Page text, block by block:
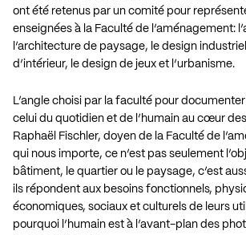
ont été retenus par un comité pour
enseignées à la Faculté de l’aménagement:
l’architecture de paysage, le design
d’intérieur, le design de jeux et l’urbanisme.
L’angle choisi par la faculté pour
celui du quotidien et de l’humain au cœur
Raphaël Fischler, doyen de la Faculté de
qui nous importe, ce n’est pas seulement
bâtiment, le quartier ou le paysage, c’est
ils répondent aux besoins fonctionnels,
économiques, sociaux et culturels de leurs
pourquoi l’humain est à l’avant-plan des